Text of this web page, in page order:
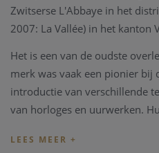
Zwitserse L'Abbaye in het
2007: La Vallée) in het kanton
Het is een van de oudste
merk was vaak een pionier bij
introductie van verschillende
van horloges en uurwerken.
Abraham Louis Breguet zelf.